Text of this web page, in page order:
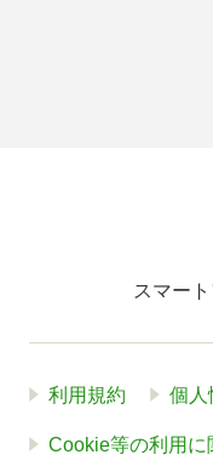
スマー
利用規約 個人
Cookie等の利用に